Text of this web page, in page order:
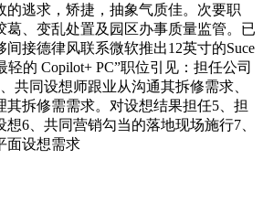
的逃求，矫捷，抽象气质佳。次要职
葛、变乱处置及园区办事质量监管。已
接德律风联系微软推出12英寸的Suce
轻的 Copilot+ PC”职位引见：担任公司
共同设想师跟业从沟通其拆修需求、
其拆修需需求。对设想结果担任5、担
6、共同营销勾当的落地现场施行7、
面设想需求